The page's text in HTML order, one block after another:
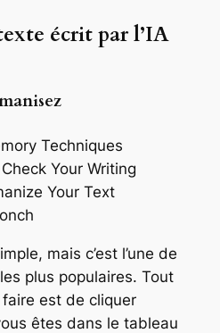
écrit par l’IA
mais c’est l’une de
plus populaires. Tout
est de cliquer
êtes dans le tableau